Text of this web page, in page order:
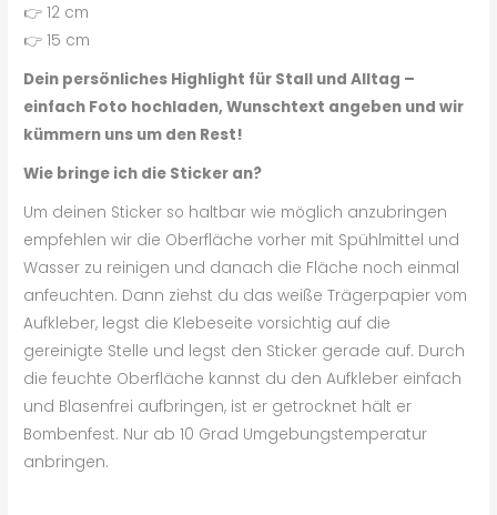
👉 12 cm
👉 15 cm
Dein persönliches Highlight für Stall und Alltag –
einfach Foto hochladen, Wunschtext angeben und wir
kümmern uns um den Rest!
Wie bringe ich die Sticker an?
Um deinen Sticker so haltbar wie möglich anzubringen
empfehlen wir die Oberfläche vorher mit Spühlmittel und
Wasser zu reinigen und danach die Fläche noch einmal
anfeuchten. Dann ziehst du das weiße Trägerpapier vom
Aufkleber, legst die Klebeseite vorsichtig auf die
gereinigte Stelle und legst den Sticker gerade auf. Durch
die feuchte Oberfläche kannst du den Aufkleber einfach
und Blasenfrei aufbringen, ist er getrocknet hält er
Bombenfest. Nur ab 10 Grad Umgebungstemperatur
anbringen.